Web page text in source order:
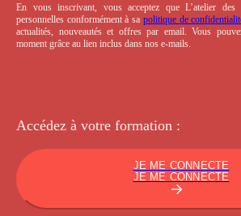
En vous inscrivant, vous acceptez que L’atelier
personnelles conformément à sa politique de
actualités, nouveautés et offres par email. Vous
moment grâce au lien inclus dans nos e-mails.
Accédez à votre formation :
JE ME CONNECTE
JE ME CONNECTE